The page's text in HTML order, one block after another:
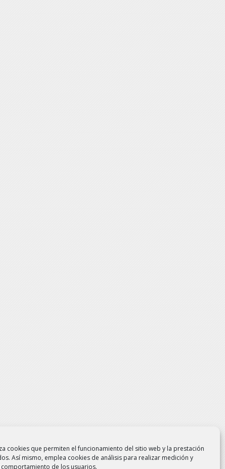
cookies que permiten el funcionamiento del sitio web y la prestación
Así mismo, emplea cookies de análisis para realizar medición y
de los usuarios.